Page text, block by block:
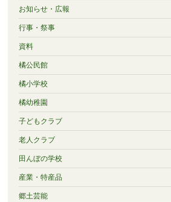
お知らせ・広報
行事・祭事
資料
橘公民館
橘小学校
橘幼稚園
子どもクラブ
老人クラブ
田んぼの学校
産業・特産品
郷土芸能